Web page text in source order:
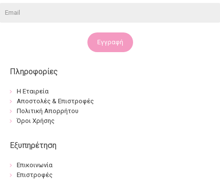
Εγγραφή
Πληροφορίες
Η Εταιρεία
Αποστολές & Επιστροφές
Πολιτική Απορρήτου
Όροι Χρήσης
Εξυπηρέτηση
Επικοινωνία
Επιστροφές